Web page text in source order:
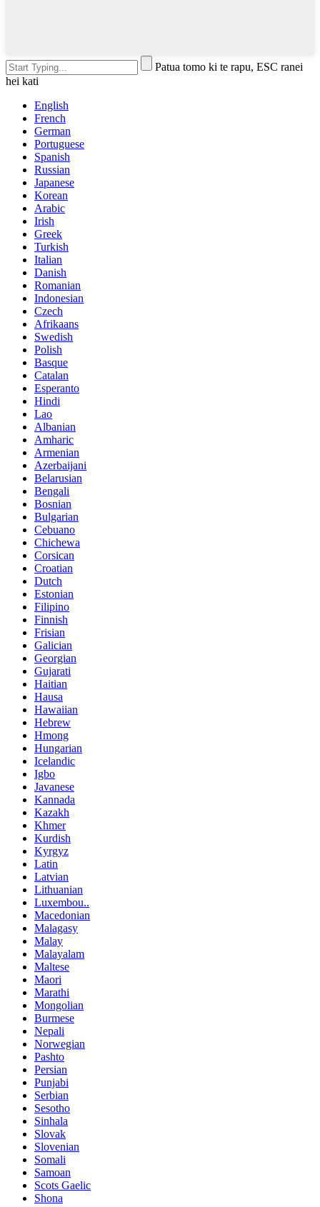
Patua tomo ki te rapu, ESC ranei
hei kati
English
French
German
Portuguese
Spanish
Russian
Japanese
Korean
Arabic
Irish
Greek
Turkish
Italian
Danish
Romanian
Indonesian
Czech
Afrikaans
Swedish
Polish
Basque
Catalan
Esperanto
Hindi
Lao
Albanian
Amharic
Armenian
Azerbaijani
Belarusian
Bengali
Bosnian
Bulgarian
Cebuano
Chichewa
Corsican
Croatian
Dutch
Estonian
Filipino
Finnish
Frisian
Galician
Georgian
Gujarati
Haitian
Hausa
Hawaiian
Hebrew
Hmong
Hungarian
Icelandic
Igbo
Javanese
Kannada
Kazakh
Khmer
Kurdish
Kyrgyz
Latin
Latvian
Lithuanian
Luxembou..
Macedonian
Malagasy
Malay
Malayalam
Maltese
Maori
Marathi
Mongolian
Burmese
Nepali
Norwegian
Pashto
Persian
Punjabi
Serbian
Sesotho
Sinhala
Slovak
Slovenian
Somali
Samoan
Scots Gaelic
Shona